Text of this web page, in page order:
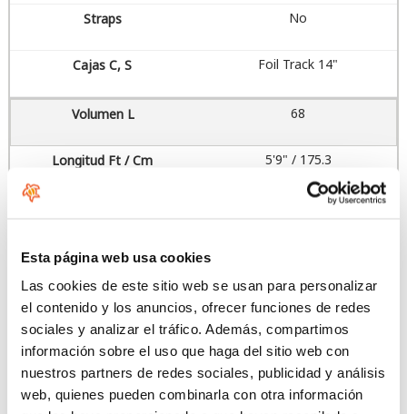
Esta página web usa cookies
Las cookies de este sitio web se usan para personalizar
el contenido y los anuncios, ofrecer funciones de redes
sociales y analizar el tráfico. Además, compartimos
información sobre el uso que haga del sitio web con
nuestros partners de redes sociales, publicidad y análisis
web, quienes pueden combinarla con otra información
No
Foil Track 14"
68
5'9" / 175.3
4.1
Sí
No